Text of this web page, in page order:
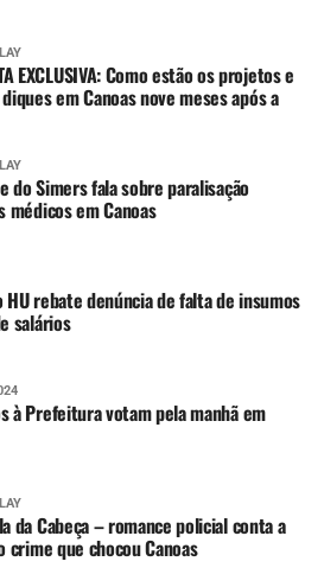
EXCLUSIVA: Como estão os projetos e
em Canoas nove meses após a
do Simers fala sobre paralisação
médicos em Canoas
rebate denúncia de falta de insumos
salários
à Prefeitura votam pela manhã em
da Cabeça – romance policial conta a
crime que chocou Canoas